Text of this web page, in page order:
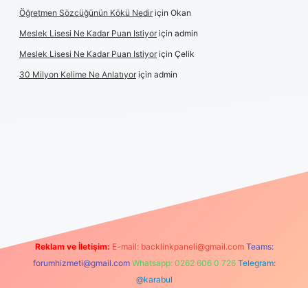
Öğretmen Sözcüğünün Kökü Nediriçin Okan
Meslek Lisesi Ne Kadar Puan Istiyoriçin admin
Meslek Lisesi Ne Kadar Puan Istiyoriçin Çelik
30 Milyon Kelime Ne Anlatıyoriçin admin
elexbetgiris.org
Reklam ve İletişim: E-mail: backlinkpaneli@gmail.com Teams:
forumhizmeti@gmail.com Whatsapp: 0262 606 0 726 Telegram:
@karabul